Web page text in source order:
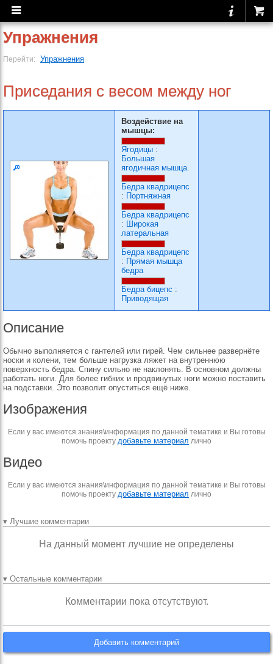
Упражнения
Перейти: Упражнения
Приседания с весом между ног
Воздействие на
мышцы:
Ягодицы :
Большая
ягодичная мышца.
Бедра квадрицепс
: Портняжная
Бедра квадрицепс
: Широкая
латеральная
Бедра квадрицепс
: Прямая мышца
бедра
Бедра бицепс :
Приводящая
Описание
Обычно выполняется с гантелей или гирей. Чем сильнее развернёте
носки и колени, тем больше нагрузка ляжет на внутреннюю
поверхность бедра. Спину сильно не наклонять. В основном должны
работать ноги. Для более гибких и продвинутых ноги можно поставить
на подставки. Это позволит опуститься ещё ниже.
Изображения
Если у вас имеются знания\информация по данной тематике и Вы готовы
помочь проекту добавьте материал лично
Видео
Если у вас имеются знания\информация по данной тематике и Вы готовы
помочь проекту добавьте материал лично
▾ Лучшие комментарии
На данный момент лучшие не определены
▾ Остальные комментарии
Комментарии пока отсутствуют.
Добавить комментарий